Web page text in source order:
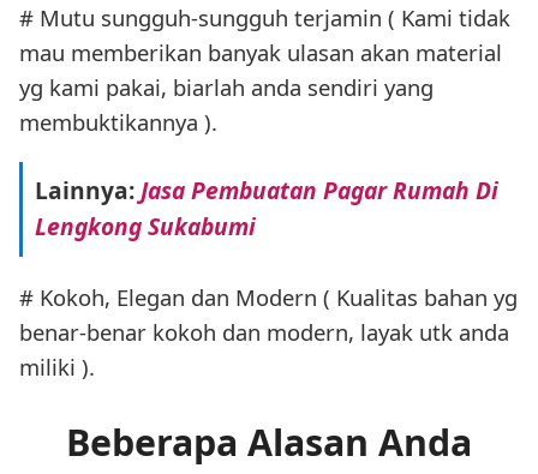
# Mutu sungguh-sungguh terjamin ( Kami tidak
mau memberikan banyak ulasan akan material
yg kami pakai, biarlah anda sendiri yang
membuktikannya ).
Lainnya:Jasa Pembuatan Pagar Rumah Di
Lengkong Sukabumi
# Kokoh, Elegan dan Modern ( Kualitas bahan yg
benar-benar kokoh dan modern, layak utk anda
miliki ).
Beberapa Alasan Anda